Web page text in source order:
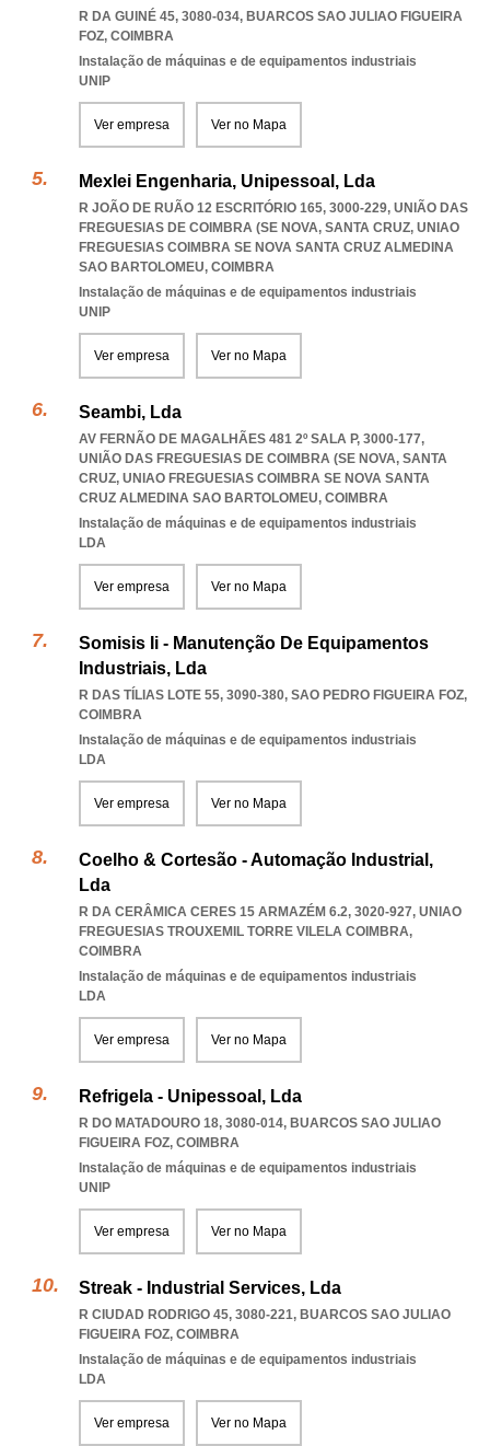
R DA GUINÉ 45, 3080-034, BUARCOS SAO JULIAO FIGUEIRA
FOZ, COIMBRA
Instalação de máquinas e de equipamentos industriais
UNIP
Ver empresa Ver no Mapa
Mexlei Engenharia, Unipessoal, Lda
R JOÃO DE RUÃO 12 ESCRITÓRIO 165, 3000-229, UNIÃO DAS
FREGUESIAS DE COIMBRA (SE NOVA, SANTA CRUZ, UNIAO
FREGUESIAS COIMBRA SE NOVA SANTA CRUZ ALMEDINA
SAO BARTOLOMEU, COIMBRA
Instalação de máquinas e de equipamentos industriais
UNIP
Ver empresa Ver no Mapa
Seambi, Lda
AV FERNÃO DE MAGALHÃES 481 2º SALA P, 3000-177,
UNIÃO DAS FREGUESIAS DE COIMBRA (SE NOVA, SANTA
CRUZ, UNIAO FREGUESIAS COIMBRA SE NOVA SANTA
CRUZ ALMEDINA SAO BARTOLOMEU, COIMBRA
Instalação de máquinas e de equipamentos industriais
LDA
Ver empresa Ver no Mapa
Somisis Ii - Manutenção De Equipamentos
Industriais, Lda
R DAS TÍLIAS LOTE 55, 3090-380, SAO PEDRO FIGUEIRA FOZ,
COIMBRA
Instalação de máquinas e de equipamentos industriais
LDA
Ver empresa Ver no Mapa
Coelho & Cortesão - Automação Industrial,
Lda
R DA CERÂMICA CERES 15 ARMAZÉM 6.2, 3020-927, UNIAO
FREGUESIAS TROUXEMIL TORRE VILELA COIMBRA,
COIMBRA
Instalação de máquinas e de equipamentos industriais
LDA
Ver empresa Ver no Mapa
Refrigela - Unipessoal, Lda
R DO MATADOURO 18, 3080-014, BUARCOS SAO JULIAO
FIGUEIRA FOZ, COIMBRA
Instalação de máquinas e de equipamentos industriais
UNIP
Ver empresa Ver no Mapa
Streak - Industrial Services, Lda
R CIUDAD RODRIGO 45, 3080-221, BUARCOS SAO JULIAO
FIGUEIRA FOZ, COIMBRA
Instalação de máquinas e de equipamentos industriais
LDA
Ver empresa Ver no Mapa